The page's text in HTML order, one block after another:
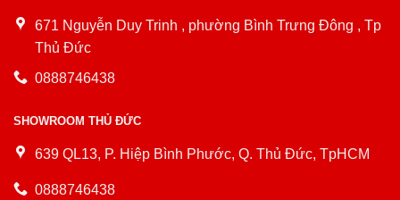
671 Nguyễn Duy Trinh , phường Bình Trưng Đông , Tp
Thủ Đức
0888746438
SHOWROOM THỦ ĐỨC
639 QL13, P. Hiệp Bình Phước, Q. Thủ Đức, TpHCM
0888746438